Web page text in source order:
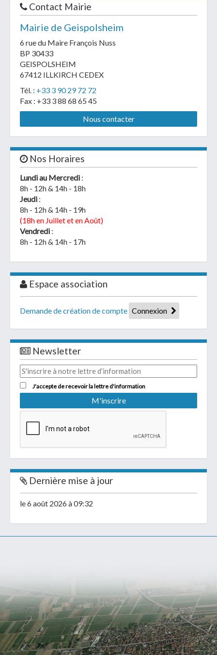
Contact Mairie
Mairie de Geispolsheim
6 rue du Maire François Nuss
BP 30433
GEISPOLSHEIM
67412 ILLKIRCH CEDEX
Tél. : +33 3 90 29 72 72
Fax : +33 3 88 68 65 45
Nous contacter
Nos Horaires
Lundi au Mercredi :
8h - 12h & 14h - 18h
Jeudi :
8h - 12h & 14h - 19h
(18h en Juillet et en Août)
Vendredi :
8h - 12h & 14h - 17h
Espace association
Demande de création de compte Connexion
Newsletter
J'accepte de recevoir la lettre d'information
Dernière mise à jour
le 6 août 2026 à 09:32